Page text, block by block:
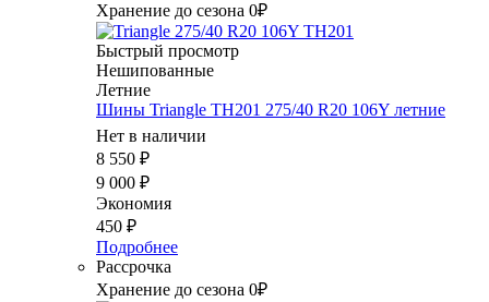
Хранение до сезона 0₽
Быстрый просмотр
Нешипованные
Летние
Шины Triangle TH201 275/40 R20 106Y летние
Нет в наличии
8 550 ₽
9 000 ₽
Экономия
450 ₽
Подробнее
Рассрочка
Хранение до сезона 0₽